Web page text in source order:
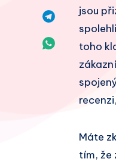
Twitter
Pinterest
Sdílet
Telegram
Sdílet
Whatsapp
jsou
toho
Máte
tím, že